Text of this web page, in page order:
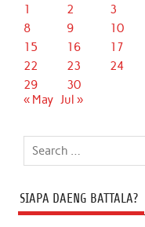
1 2 3
8
9 10
15
16 17
22
23 24
29
30
« May Jul »
SIAPA DAENG BATTALA?